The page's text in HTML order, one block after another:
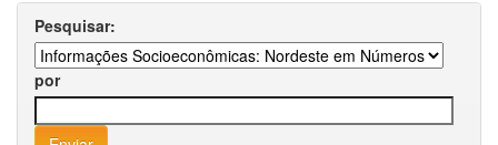
Pesquisar:
por